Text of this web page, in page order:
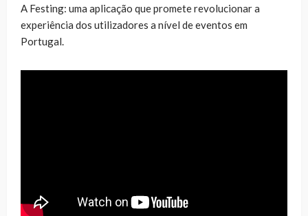
A Festing: uma aplicação que promete revolucionar a
experiência dos utilizadores a nível de eventos em
Portugal.